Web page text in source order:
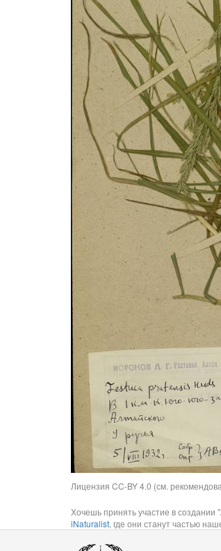
Лицензия CC-BY 4.0 (см.
Хочешь принять участие в
iNaturalist, где они станут частью